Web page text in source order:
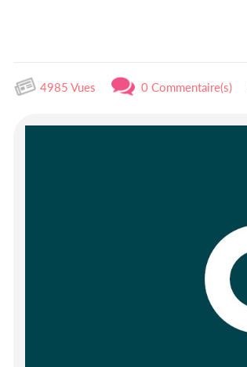
4985 Vues 0 Commentaire(s)